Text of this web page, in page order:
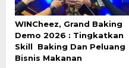
WINCheez, Grand Baking
Demo 2026 : Tingkatkan
Skill Baking Dan Peluang
Bisnis Makanan